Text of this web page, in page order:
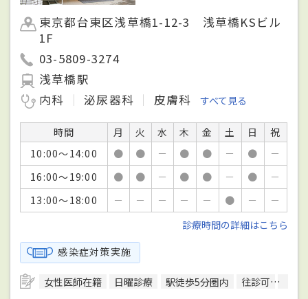
東京都台東区浅草橋1-12-3 浅草橋KSビル
1F
03-5809-3274
浅草橋駅
内科
泌尿器科 皮膚科 すべて見る
時間 月 火 水 木 金 土 日
祝
10:00～14:00
● ● － ● ● － ●
－
16:00～19:00
● ● － ● ● － ●
－
13:00～18:00
－ － － － － ● －
－
診療時間の詳細はこちら
感染症対策実施
女性医師在籍 日曜診療 駅徒歩5分圏内 往診可